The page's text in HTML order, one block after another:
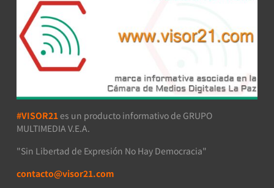
#VISOR21 es un producto informativo de GRUPO
MULTIMEDIA V.E.A.
"Sin Libertad de Expresión No Hay Democracia"
contacto@visor21.com